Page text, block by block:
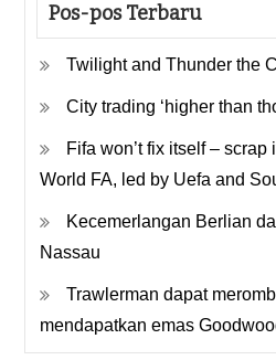
Pos-pos Terbaru
Twilight and Thunder the
City trading ‘higher than
Fifa won’t fix itself – scrap
World FA, led by Uefa and
Kecemerlangan Berlian
Nassau
Trawlerman dapat
mendapatkan emas